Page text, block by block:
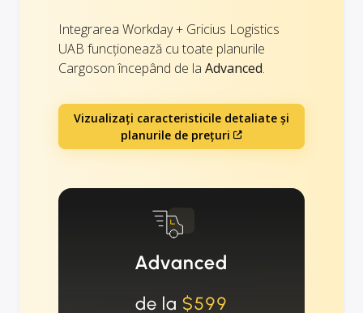
Integrarea Workday + Gricius Logistics
UAB funcționează cu toate planurile
Cargoson începând de la Advanced.
Vizualizați caracteristicile detaliate și
planurile de prețuri
Advanced
de la $599